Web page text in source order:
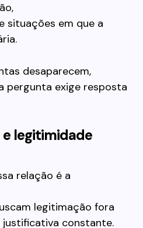
situações em que a
desaparecem,
pergunta exige resposta
legitimidade
relação é a
legitimação fora
constante.